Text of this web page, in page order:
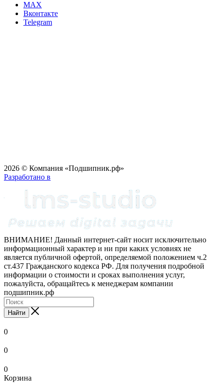
MAX
Вконтакте
Telegram
2026 © Компания «Подшипник.рф»
Разработано в
ВНИМАНИЕ! Данный интернет-сайт носит исключительно
информационный характер и ни при каких условиях не
является публичной офертой, определяемой положением ч.2
ст.437 Гражданского кодекса РФ. Для получения подробной
информации о стоимости и сроках выполнения услуг,
пожалуйста, обращайтесь к менеджерам компании
подшипник.рф
Найти
0
0
0
Корзина